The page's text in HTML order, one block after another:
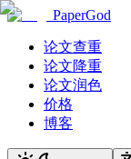
PaperGod
论文查重
论文降重
论文润色
价格
博客